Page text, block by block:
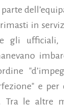
in
gli ufficiali,
e per
le altre